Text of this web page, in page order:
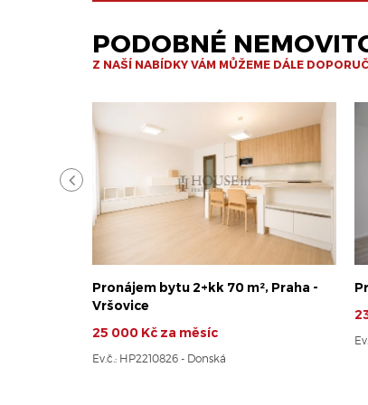
PODOBNÉ
Z NAŠÍ NABÍDKY VÁM MŮŽEME DÁLE
Pronájem bytu 2+kk 70 m², Praha -
Vršovice
25 000 Kč za měsíc
Ev.č.: HP2210826 - Donská